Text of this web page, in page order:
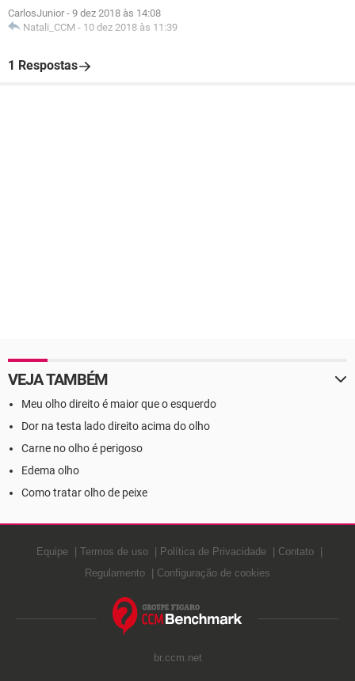
CarlosJunior - 9 dez 2018 às 14:08
Natali_CCM - 10 dez 2018 às 11:39
1 Respostas
VEJA TAMBÉM
Meu olho direito é maior que o esquerdo
Dor na testa lado direito acima do olho
Carne no olho é perigoso
Edema olho
Como tratar olho de peixe
Equipe Termos de uso Política de Privacidade
Contato
Regulamento
Configuração de cookies
br.ccm.net